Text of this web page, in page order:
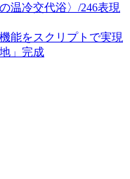
温冷交代浴〉/246表現
能をスクリプトで実現
」完成